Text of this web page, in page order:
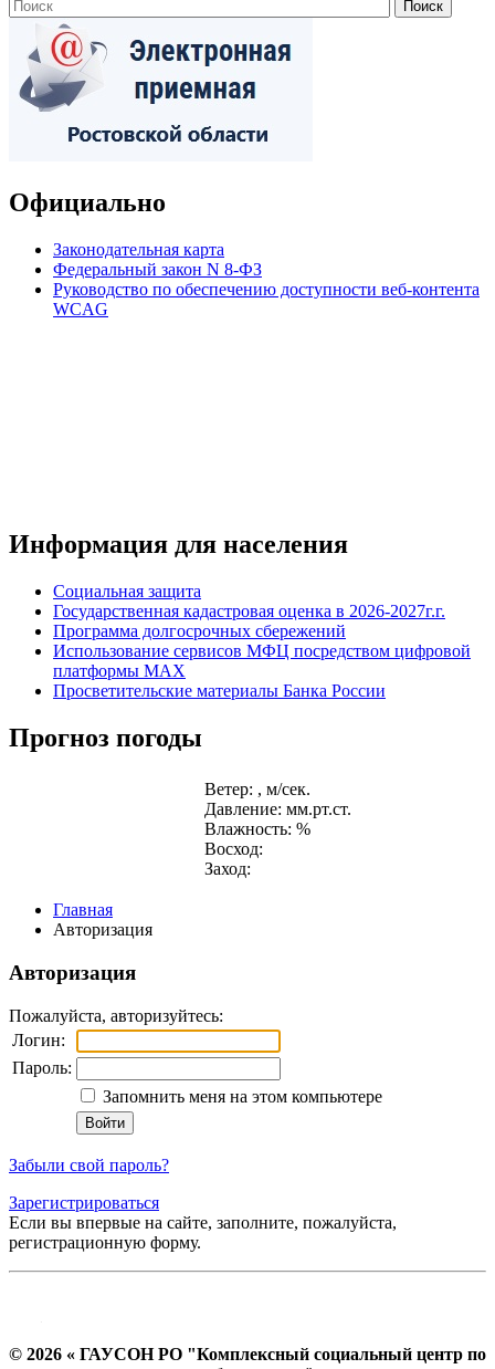
Официально
Законодательная карта
Федеральный закон N 8-ФЗ
Руководство по обеспечению доступности веб-контента
WCAG
Информация для населения
Социальная защита
Государственная кадастровая оценка в 2026-2027г.г.
Программа долгосрочных сбережений
Использование сервисов МФЦ посредством цифровой
платформы MAX
Просветительские материалы Банка России
Прогноз погоды
Ветер: , м/сек.
Давление: мм.рт.ст.
Влажность: %
Восход:
Заход:
Главная
Авторизация
Авторизация
Пожалуйста, авторизуйтесь:
Логин:
Пароль:
Запомнить меня на этом компьютере
Забыли свой пароль?
Зарегистрироваться
Если вы впервые на сайте, заполните, пожалуйста,
регистрационную форму.
© 2026 « ГАУСОН РО "Комплексный социальный центр по